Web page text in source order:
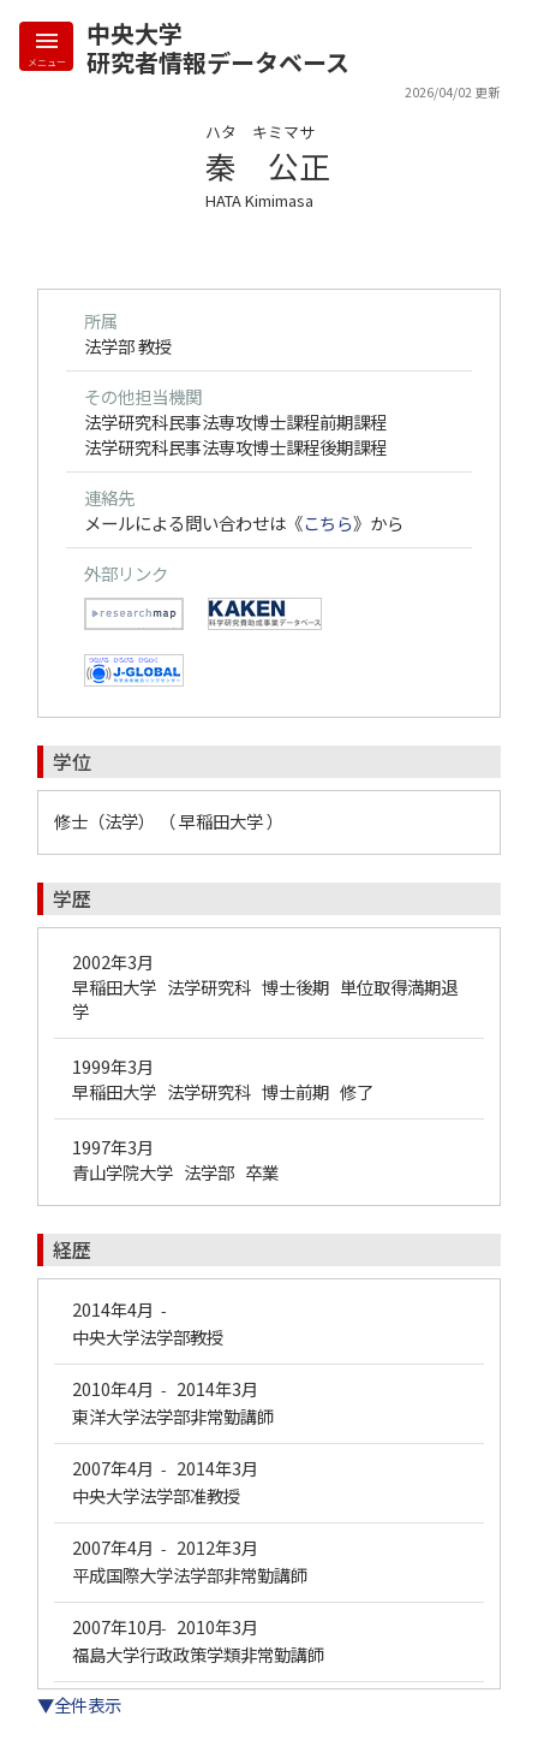
中央大学
研究者情報データベース
メニュー
2026/04/02 更新
ハタ キミマサ
秦 公正
HATA Kimimasa
所属
法学部 教授
その他担当機関
法学研究科民事法専攻博士課程前期課程
法学研究科民事法専攻博士課程後期課程
連絡先
メールによる問い合わせは《こちら》から
外部リンク
学位
修士（法学） （ 早稲田大学 ）
学歴
2002年3月
早稲田大学 法学研究科 博士後期 単位取得満期退
学
1999年3月
早稲田大学 法学研究科 博士前期 修了
1997年3月
青山学院大学 法学部 卒業
経歴
2014年4月 -
中央大学法学部教授
2010年4月 - 2014年3月
東洋大学法学部非常勤講師
2007年4月 - 2014年3月
中央大学法学部准教授
2007年4月 - 2012年3月
平成国際大学法学部非常勤講師
2007年10月- 2010年3月
福島大学行政政策学類非常勤講師
▼全件表示